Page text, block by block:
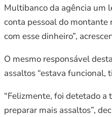
Multibanco da agência um
conta pessoal do
com esse dinheiro”,
O mesmo responsável
assaltos “estava funcional,
“Felizmente, foi detetado a
preparar mais assaltos”,